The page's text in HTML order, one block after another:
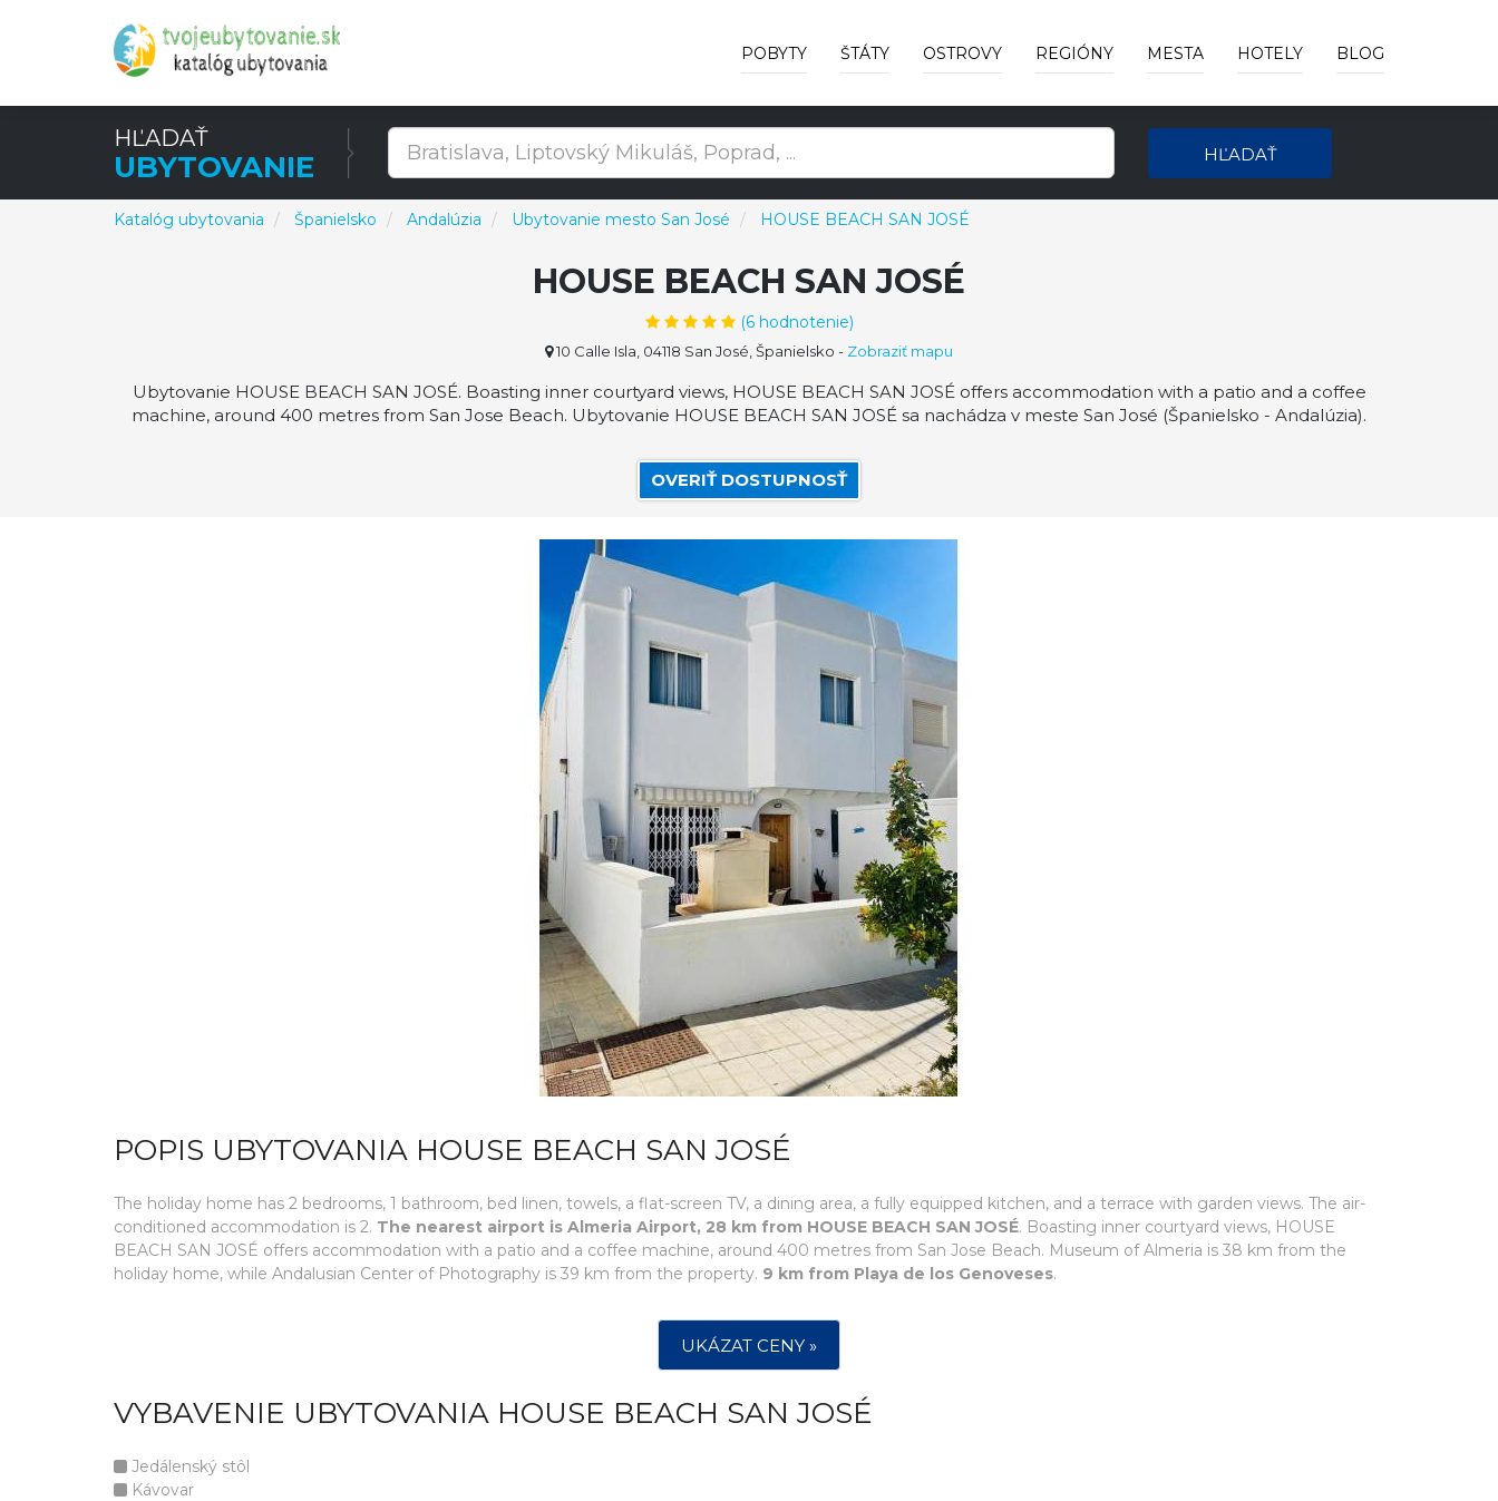
POBYTY ŠTÁTY OSTROVY REGIÓNY MESTA HOTELY BLOG
HĽADAŤ
UBYTOVANIE HĽADAŤ
Katalóg ubytovania Španielsko Andalúzia Ubytovanie mesto San José HOUSE BEACH SAN JOSÉ
HOUSE BEACH SAN JOSÉ
(6hodnotenie)
10 Calle Isla, 04118 San José, Španielsko - Zobraziť mapu
Ubytovanie HOUSE BEACH SAN JOSÉ. Boasting inner courtyard views, HOUSE BEACH SAN JOSÉ offers accommodation with a patio and a coffee
machine, around 400 metres from San Jose Beach. Ubytovanie HOUSE BEACH SAN JOSÉ sa nachádza v meste San José (Španielsko - Andalúzia).
OVERIŤ DOSTUPNOSŤ
POPIS UBYTOVANIA HOUSE BEACH SAN JOSÉ
The holiday home has 2 bedrooms, 1 bathroom, bed linen, towels, a flat-screen TV, a dining area, a fully equipped kitchen, and a terrace with garden views. The air-
conditioned accommodation is 2. The nearest airport is Almeria Airport, 28 km from HOUSE BEACH SAN JOSÉ. Boasting inner courtyard views, HOUSE
BEACH SAN JOSÉ offers accommodation with a patio and a coffee machine, around 400 metres from San Jose Beach. Museum of Almeria is 38 km from the
holiday home, while Andalusian Center of Photography is 39 km from the property. 9 km from Playa de los Genoveses.
UKÁZAT CENY »
VYBAVENIE UBYTOVANIA HOUSE BEACH SAN JOSÉ
Jedálenský stôl
Kávovar